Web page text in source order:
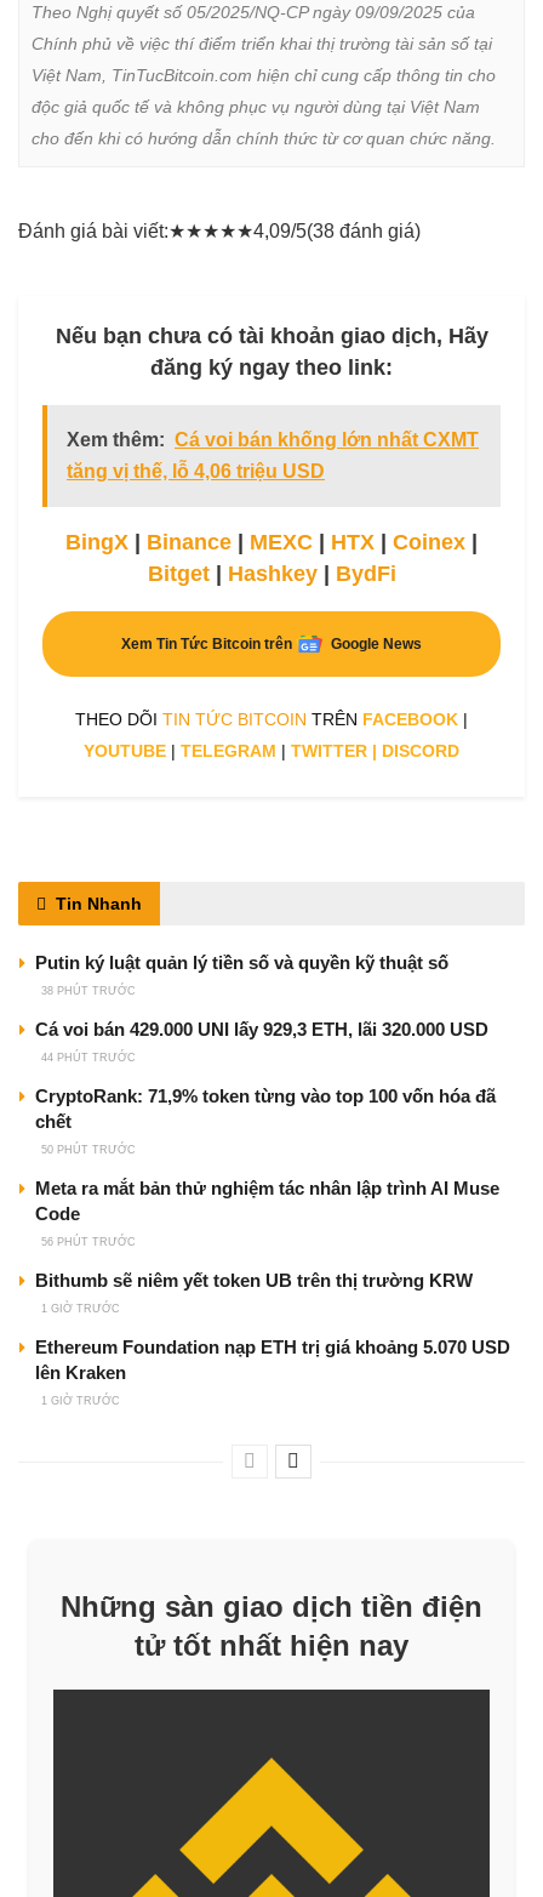
Theo Nghị quyết số 05/2025/NQ-CP ngày 09/09/2025 của
Chính phủ về việc thí điểm triển khai thị trường tài sản số tại
Việt Nam, TinTucBitcoin.com hiện chỉ cung cấp thông tin cho
độc giả quốc tế và không phục vụ người dùng tại Việt Nam
cho đến khi có hướng dẫn chính thức từ cơ quan chức năng.
Đánh giá bài viết:★★★★★4,09/5(38 đánh giá)
Nếu bạn chưa có tài khoản giao dịch, Hãy
đăng ký ngay theo link:
Xem thêm: Cá voi bán khống lớn nhất CXMT
tăng vị thế, lỗ 4,06 triệu USD
BingX | Binance | MEXC | HTX | Coinex |
Bitget| Hashkey| BydFi
Xem Tin Tức Bitcoin trên Google News
THEO DÕI TIN TỨC BITCOIN TRÊN FACEBOOK |
YOUTUBE | TELEGRAM | TWITTER | DISCORD
Tin Nhanh
Putin ký luật quản lý tiền số và quyền kỹ thuật số
38 PHÚT TRƯỚC
Cá voi bán 429.000 UNI lấy 929,3 ETH, lãi 320.000 USD
44 PHÚT TRƯỚC
CryptoRank: 71,9% token từng vào top 100 vốn hóa đã
chết
50 PHÚT TRƯỚC
Meta ra mắt bản thử nghiệm tác nhân lập trình AI Muse
Code
56 PHÚT TRƯỚC
Bithumb sẽ niêm yết token UB trên thị trường KRW
1 GIỜ TRƯỚC
Ethereum Foundation nạp ETH trị giá khoảng 5.070 USD
lên Kraken
1 GIỜ TRƯỚC
Những sàn giao dịch tiền điện
tử tốt nhất hiện nay